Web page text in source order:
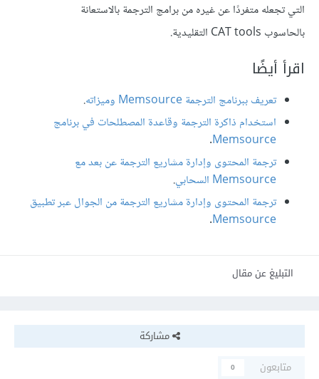
التي تجعله متفردًا عن غيره من برامج الترجمة بالاستعانة
بالحاسوب CAT tools التقليدية.
اقرأ أيضًا
تعريف ببرنامج الترجمة Memsource وميزاته
.
استخدام ذاكرة الترجمة وقاعدة المصطلحات في برنامج
Memsource
.
ترجمة المحتوى وإدارة مشاريع الترجمة عن بعد مع
Memsource السحابي
.
ترجمة المحتوى وإدارة مشاريع الترجمة من الجوال عبر تطبيق
Memsource
.
التبليغ عن مقال
مشاركة
متابعون
0